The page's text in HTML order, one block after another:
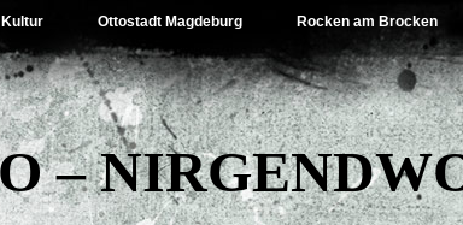
Ottostadt Magdeburg Rocken am Brocken
–